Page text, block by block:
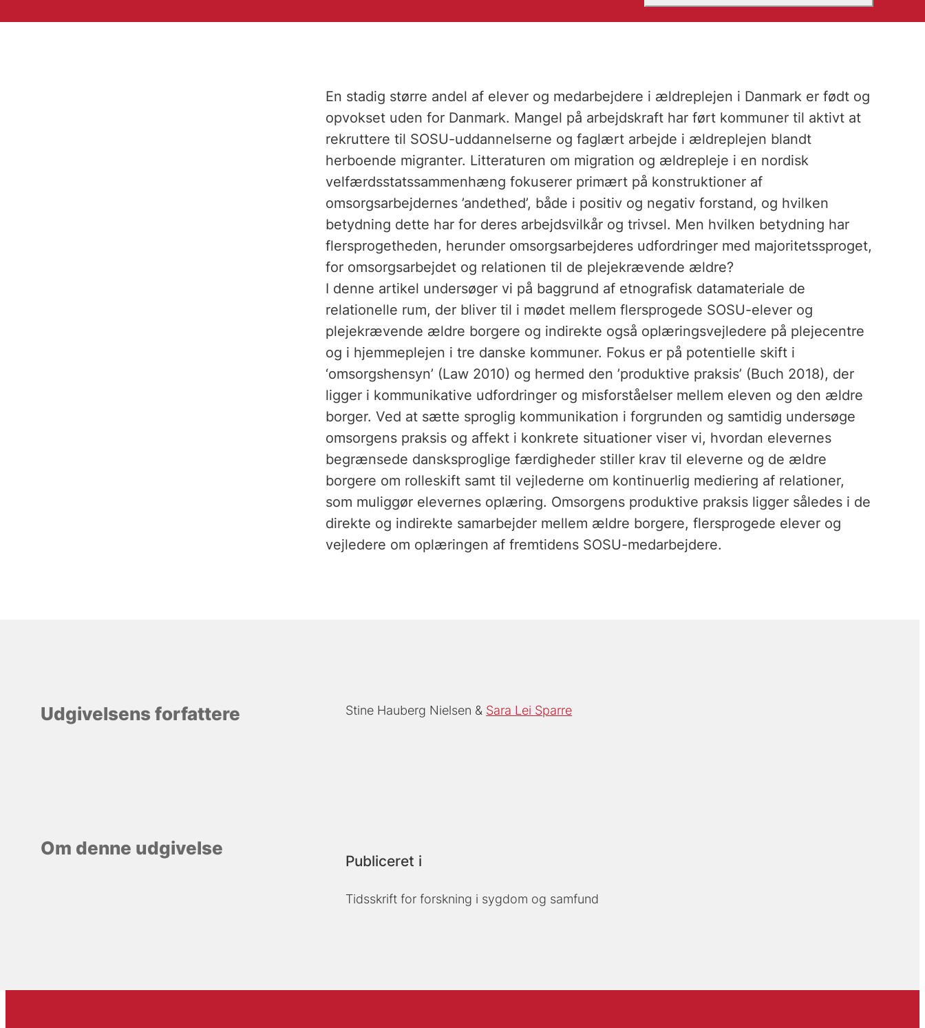
En stadig større andel af elever og medarbejdere i ældreplejen i Danmark er født og
opvokset uden for Danmark. Mangel på arbejdskraft har ført kommuner til aktivt at
rekruttere til SOSU-uddannelserne og faglært arbejde i ældreplejen blandt
herboende migranter. Litteraturen om migration og ældrepleje i en nordisk
velfærdsstatssammenhæng fokuserer primært på konstruktioner af
omsorgsarbejdernes ’andethed’, både i positiv og negativ forstand, og hvilken
betydning dette har for deres arbejdsvilkår og trivsel. Men hvilken betydning har
flersprogetheden, herunder omsorgsarbejderes udfordringer med majoritetssproget,
for omsorgsarbejdet og relationen til de plejekrævende ældre?
I denne artikel undersøger vi på baggrund af etnografisk datamateriale de
relationelle rum, der bliver til i mødet mellem flersprogede SOSU-elever og
plejekrævende ældre borgere og indirekte også oplæringsvejledere på plejecentre
og i hjemmeplejen i tre danske kommuner. Fokus er på potentielle skift i
‘omsorgshensyn’ (Law 2010) og hermed den ’produktive praksis’ (Buch 2018), der
ligger i kommunikative udfordringer og misforståelser mellem eleven og den ældre
borger. Ved at sætte sproglig kommunikation i forgrunden og samtidig undersøge
omsorgens praksis og affekt i konkrete situationer viser vi, hvordan elevernes
begrænsede dansksproglige færdigheder stiller krav til eleverne og de ældre
borgere om rolleskift samt til vejlederne om kontinuerlig mediering af relationer,
som muliggør elevernes oplæring. Omsorgens produktive praksis ligger således i de
direkte og indirekte samarbejder mellem ældre borgere, flersprogede elever og
vejledere om oplæringen af fremtidens SOSU-medarbejdere.
Udgivelsens forfattere Stine Hauberg Nielsen Sara Lei Sparre
Om denne udgivelse
Publiceret i
Tidsskrift for forskning i sygdom og samfund